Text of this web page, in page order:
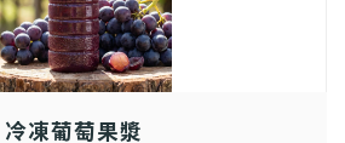
冷凍葡萄果漿